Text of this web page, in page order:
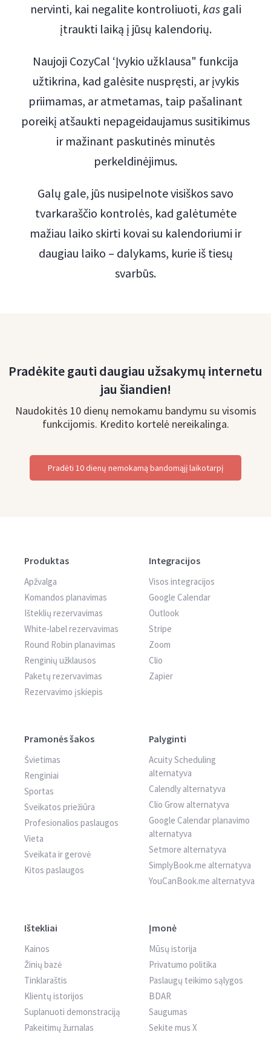
nervinti, kai negalite kontroliuoti, kasgali
įtraukti laiką į jūsų kalendorių.
Naujoji CozyCal ‘Įvykio užklausa" funkcija
užtikrina, kad galėsite nuspręsti, ar įvykis
priimamas, ar atmetamas, taip pašalinant
poreikį atšaukti nepageidaujamus susitikimus
ir mažinant paskutinės minutės
perkeldinėjimus.
Galų gale, jūs nusipelnote visiškos savo
tvarkaraščio kontrolės, kad galėtumėte
mažiau laiko skirti kovai su kalendoriumi ir
daugiau laiko – dalykams, kurie iš tiesų
svarbūs.
Pradėkite gauti daugiau užsakymų internetu
jau šiandien!
Naudokitės 10 dienų nemokamu bandymu su visomis
funkcijomis. Kredito kortelė nereikalinga.
Pradėti 10 dienų nemokamą bandomąjį laikotarpį
Produktas
Apžvalga
Komandos planavimas
Išteklių rezervavimas
White-label rezervavimas
Round Robin planavimas
Renginių užklausos
Paketų rezervavimas
Rezervavimo įskiepis
Integracijos
Visos integracijos
Google Calendar
Outlook
Stripe
Zoom
Clio
Zapier
Pramonės šakos
Švietimas
Renginiai
Sportas
Sveikatos priežiūra
Profesionalios paslaugos
Vieta
Sveikata ir gerovė
Kitos paslaugos
Palyginti
Acuity Scheduling
alternatyva
Calendly alternatyva
Clio Grow alternatyva
Google Calendar planavimo
alternatyva
Setmore alternatyva
SimplyBook.me alternatyva
YouCanBook.me alternatyva
Ištekliai
Kainos
Žinių bazė
Tinklaraštis
Klientų istorijos
Suplanuoti demonstraciją
Pakeitimų žurnalas
Įmonė
Mūsų istorija
Privatumo politika
Paslaugų teikimo sąlygos
BDAR
Saugumas
Sekite mus X